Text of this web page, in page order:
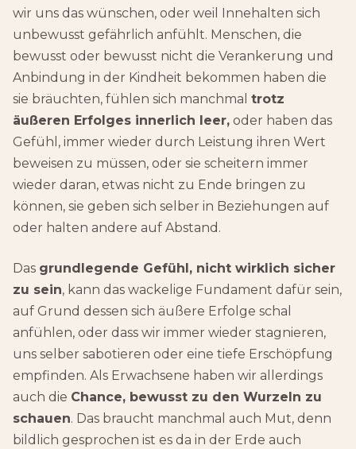
wir uns das wünschen, oder weil Innehalten sich
unbewusst gefährlich anfühlt. Menschen, die
bewusst oder bewusst nicht die Verankerung und
Anbindung in der Kindheit bekommen haben die
sie bräuchten, fühlen sich manchmal trotz
äußeren Erfolges innerlich leer, oder haben das
Gefühl, immer wieder durch Leistung ihren Wert
beweisen zu müssen, oder sie scheitern immer
wieder daran, etwas nicht zu Ende bringen zu
können, sie geben sich selber in Beziehungen auf
oder halten andere auf Abstand.
Das grundlegende Gefühl, nicht wirklich sicher
zu sein, kann das wackelige Fundament dafür sein,
auf Grund dessen sich äußere Erfolge schal
anfühlen, oder dass wir immer wieder stagnieren,
uns selber sabotieren oder eine tiefe Erschöpfung
empfinden. Als Erwachsene haben wir allerdings
auch die Chance, bewusst zu den Wurzeln zu
schauen. Das braucht manchmal auch Mut, denn
bildlich gesprochen ist es da in der Erde auch